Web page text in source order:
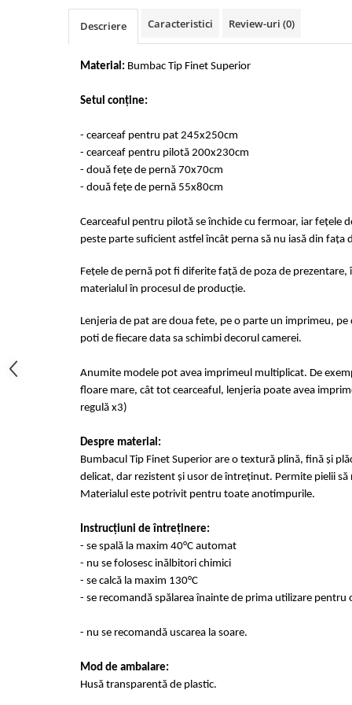
Cearceaf cu elastic 4 piese
Cearceaf normal 6 piese
Cearceaf normal
Bumbac Neted Nesatinat
Bumbac 100% Poplin Hobby
Bumbac 100%
Lenjerii Satin Premium
Lenjerii Jacquard
Lenjerii Matase
Lenjerii Creponate
Lenjerii pentru PASTE
Set Lenjerie + Draperii Pat Dublu
Huse De Pat Tricotate 160x200cm
Huse De Pat Tricotate 180x200cm
Huse Impermeabile 180x200cm
Descriere Caracteristici Review-uri (0)
Material: Bumbac Tip Finet Superior
Setul conține:
- cearceaf pentru pat 245x250cm
- cearceaf pentru pilotă 200x230cm
- două fețe de pernă 70x70cm
- două fețe de pernă 55x80cm
Cearceaful pentru pilotă se închide cu fermoar, iar fețele
peste parte suficient astfel încât perna să nu iasă din fața
Fețele de pernă pot fi diferite față de poza de
materialul în procesul de producție.
Lenjeria de pat are doua fete, pe o parte un imprimeu, pe
poti de fiecare data sa schimbi decorul camerei.
Anumite modele pot avea imprimeul multiplicat. De
floare mare, cât tot cearceaful, lenjeria poate avea
regulă x3)
Despre material:
Bumbacul Tip Finet Superior are o textură plină, fină și
delicat, dar rezistent și usor de întreținut. Permite pielii
Materialul este potrivit pentru toate anotimpurile.
Instrucțiuni de întreținere:
- se spală la maxim 40°C automat
- nu se folosesc inălbitori chimici
- se calcă la maxim 130°C
- se recomandă spălarea înainte de prima utilizare pentru
- nu se recomandă uscarea la soare.
Mod de ambalare:
Husă transparentă de plastic.